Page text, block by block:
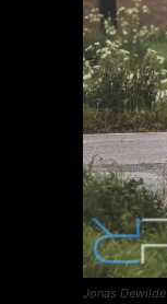
Jonas Dewilde